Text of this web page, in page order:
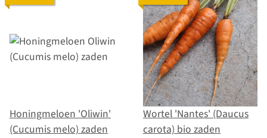
Honingmeloen 'Oliwin'
(Cucumis melo) zaden
Wortel 'Nantes' (Daucus
carota) bio zaden